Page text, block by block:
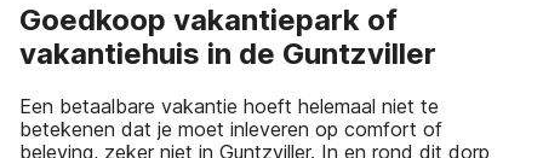
Goedkoop vakantiepark of
vakantiehuis in de Guntzviller
Een betaalbare vakantie hoeft helemaal niet te
betekenen dat je moet inleveren op comfort of
beleving, zeker niet in Guntzviller. In en rond dit dorp